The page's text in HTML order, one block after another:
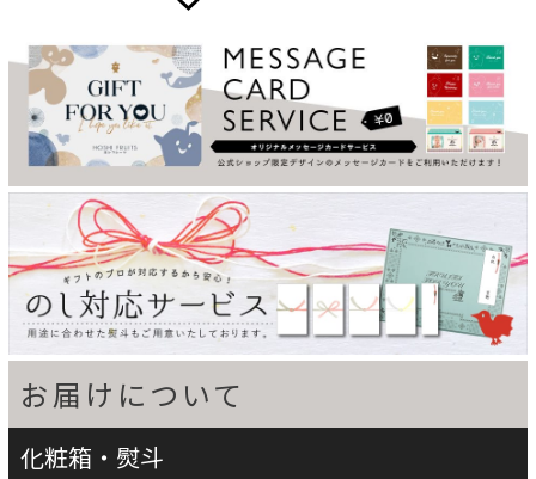
お届けについて
化粧箱・熨斗